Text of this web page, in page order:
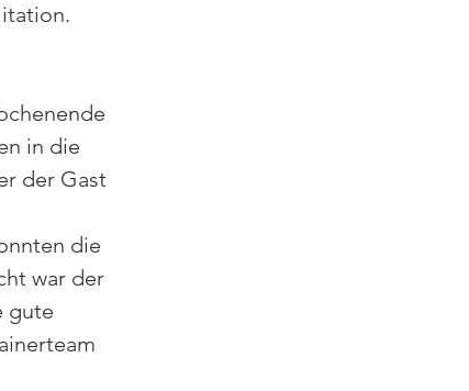
in die
der Gast
die
war der
gute